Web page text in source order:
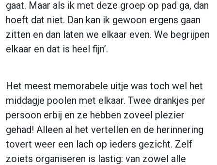
gaat. Maar als ik met deze groep op pad ga, dan
hoeft dat niet. Dan kan ik gewoon ergens gaan
zitten en dan laten we elkaar even. We begrijpen
elkaar en dat is heel fijn’.
Het meest memorabele uitje was toch wel het
middagje poolen met elkaar. Twee drankjes per
persoon erbij en ze hebben zoveel plezier
gehad! Alleen al het vertellen en de herinnering
tovert weer een lach op ieders gezicht. Zelf
zoiets organiseren is lastig: van zowel alle